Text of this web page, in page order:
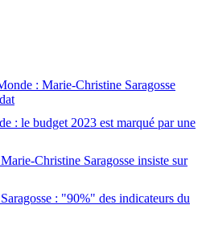
: Marie-Christine Saragosse
: le budget 2023 est marqué par une
Marie-Christine Saragosse insiste sur
: "90%" des indicateurs du